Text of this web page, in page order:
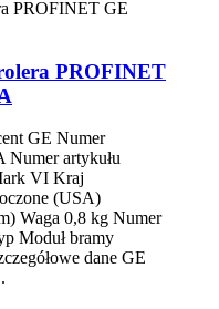
PROFINET
GE Numer
Numer artykułu
VI Kraj
(USA)
Waga 0,8 kg Numer
Moduł bramy
dane GE